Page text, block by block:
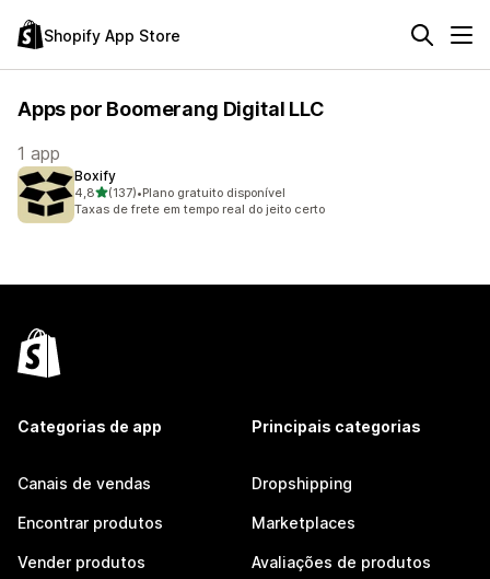
Shopify App Store
Apps por Boomerang Digital LLC
1 app
Boxify
4,8de 5 estrelas
(137)
137 avaliações ao todo
•Plano gratuito disponível
Taxas de frete em tempo real do jeito certo
Categorias de app
Canais de vendas
Encontrar produtos
Vender produtos
Principais categorias
Dropshipping
Marketplaces
Avaliações de produtos